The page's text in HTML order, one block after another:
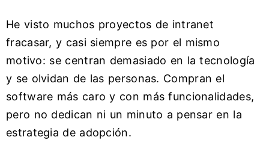
He visto muchos proyectos de intranet
fracasar, y casi siempre es por el mismo
motivo: se centran demasiado en la tecnología
y se olvidan de las personas. Compran el
software más caro y con más funcionalidades,
pero no dedican ni un minuto a pensar en la
estrategia de adopción.